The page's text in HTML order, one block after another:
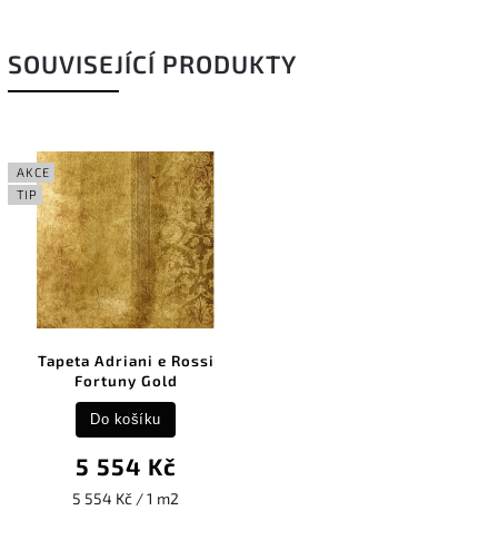
SOUVISEJÍCÍ PRODUKTY
AKCE
TIP
Tapeta Adriani e Rossi
Fortuny Gold
5 554 Kč
5 554 Kč / 1 m2
Do košíku